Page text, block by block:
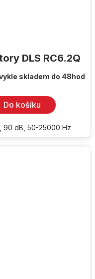
DLS RC6.2Q
skladem do 48hod
Do košíku
90 dB, 50-25000 Hz